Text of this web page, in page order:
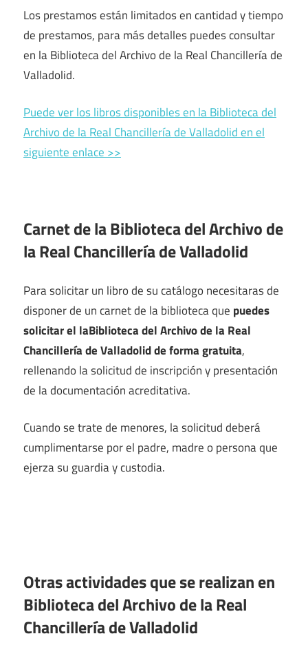
Los prestamos están limitados en cantidad y tiempo
de prestamos, para más detalles puedes consultar
en la Biblioteca del Archivo de la Real Chancillería de
Valladolid.
Puede ver los libros disponibles en la Biblioteca del
Archivo de la Real Chancillería de Valladolid en el
siguiente enlace >>
Carnet de la Biblioteca del Archivo de
la Real Chancillería de Valladolid
Para solicitar un libro de su catálogo necesitaras de
disponer de un carnet de la biblioteca que puedes
solicitar el laBiblioteca del Archivo de la Real
Chancillería de Valladolid de forma gratuita,
rellenando la solicitud de inscripción y presentación
de la documentación acreditativa.
Cuando se trate de menores, la solicitud deberá
cumplimentarse por el padre, madre o persona que
ejerza su guardia y custodia.
Otras actividades que se realizan en
Biblioteca del Archivo de la Real
Chancillería de Valladolid